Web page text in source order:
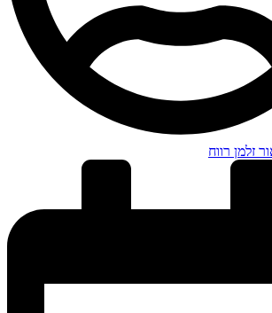
זלמן רווח